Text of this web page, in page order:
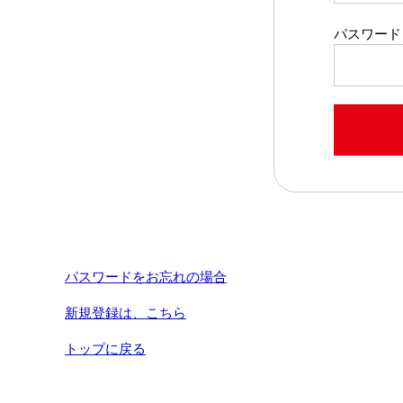
パスワード
パスワードをお忘れの場合
新規登録は、こちら
トップに戻る